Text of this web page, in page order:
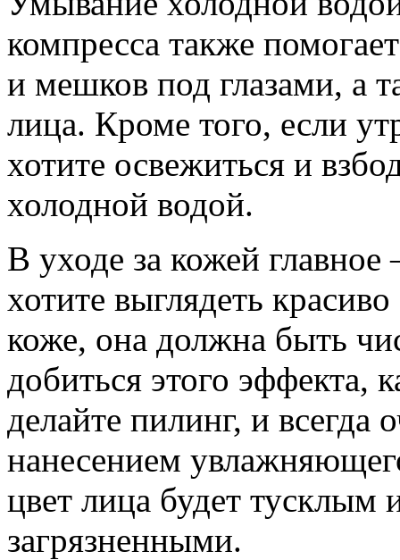
компресса также
и мешков под глазами, а
лица. Кроме того, если
хотите освежиться и
холодной водой.
В уходе за кожей главное
хотите выглядеть
коже, она должна быть
добиться этого эффекта,
делайте пилинг, и
нанесением
цвет лица будет
загрязненными.